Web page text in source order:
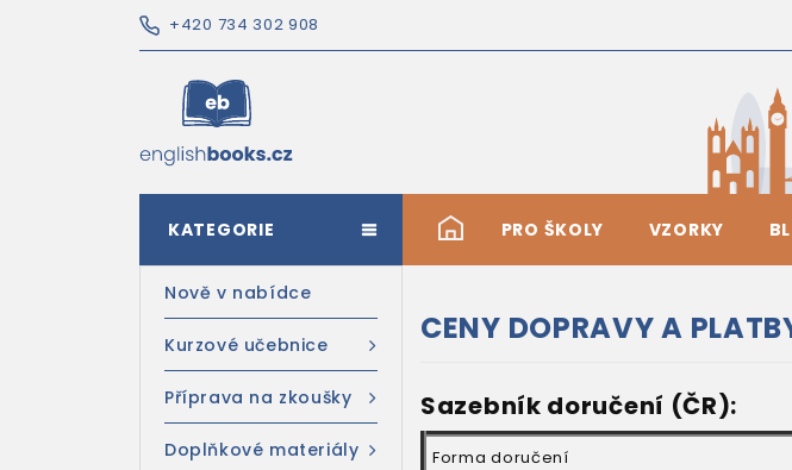
+420 734 302 908
# PRO ŠKOLY VZORKY
KATEGORIE
Nově v nabídce
Kurzové učebnice
Příprava na zkoušky
Doplňkové materiály
CENY DOPRAVY A
Sazebník doručení (ČR):
Forma doručení